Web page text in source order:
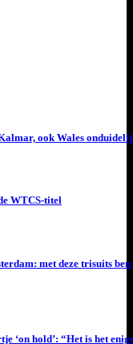
ook Wales
WTCS-titel
met deze trisuits ben
‘on hold’: “Het is het